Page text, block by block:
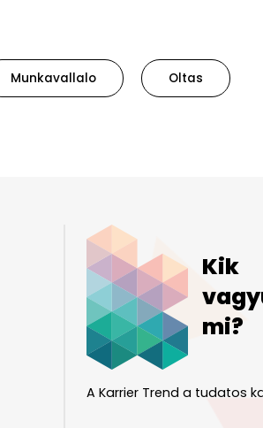
Munkavallalo Oltas
Kik
mi?
A Karrier Trend a tudatos